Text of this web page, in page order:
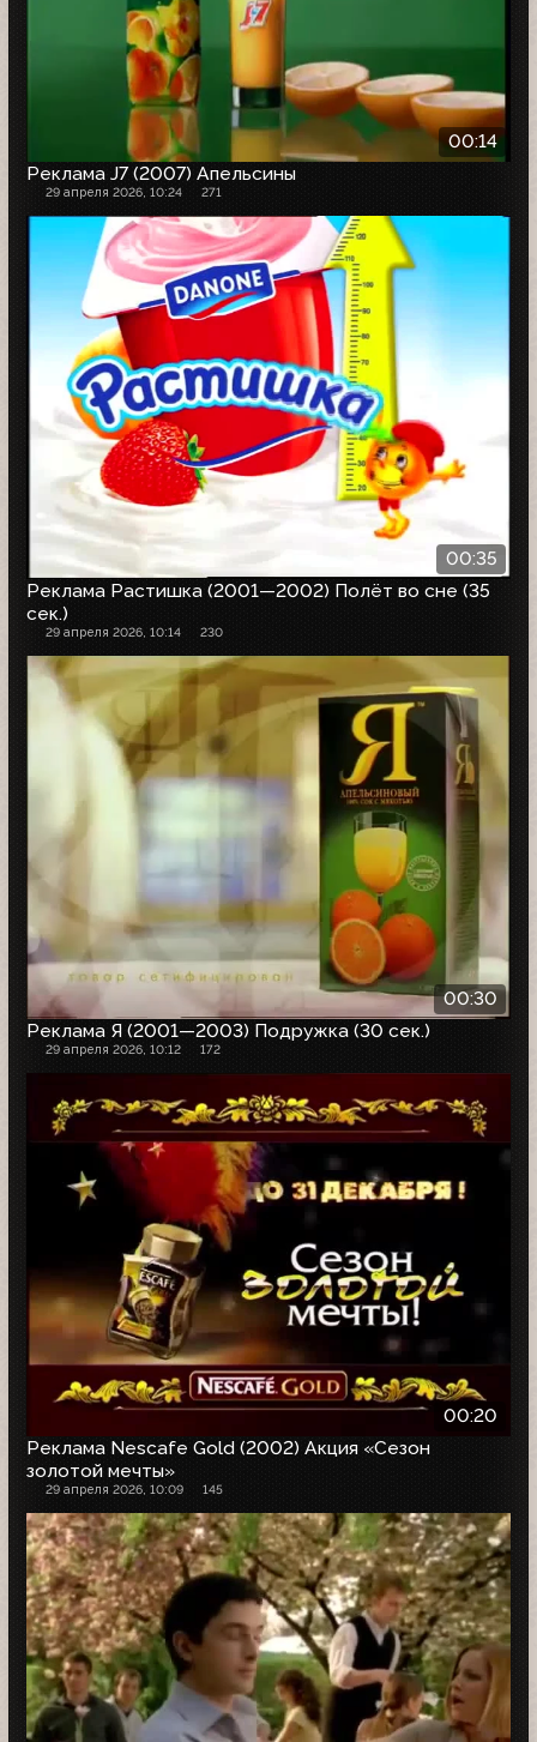
00:14
Реклама J7 (2007) Апельсины
29 апреля 2026, 10:24 271
00:35
Реклама Растишка (2001—2002) Полёт во сне (35
сек.)
29 апреля 2026, 10:14 230
00:30
Реклама Я (2001—2003) Подружка (30 сек.)
29 апреля 2026, 10:12 172
00:20
Реклама Nescafe Gold (2002) Акция «Сезон
золотой мечты»
29 апреля 2026, 10:09 145